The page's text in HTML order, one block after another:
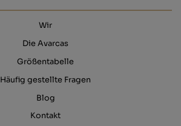
Wir
Die Avarcas
Größentabelle
Häufig gestellte Fragen
Blog
Kontakt